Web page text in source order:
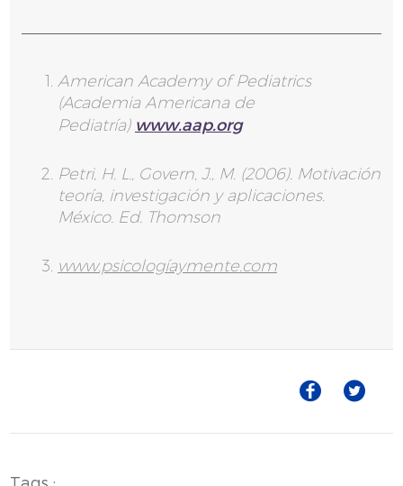
American Academy of Pediatrics
(Academia Americana de
Pediatría) www.aap.org
Petri, H. L., Govern, J., M. (2006). Motivación
teoría, investigación y aplicaciones.
México. Ed. Thomson
www.psicologíaymente.com
Tags :